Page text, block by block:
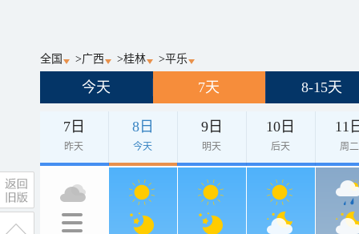
全国 >广西 >桂林 >平乐
今天 7天 8-15天
7日
昨天
8日
今天
9日
明天
10日
后天
11
周二